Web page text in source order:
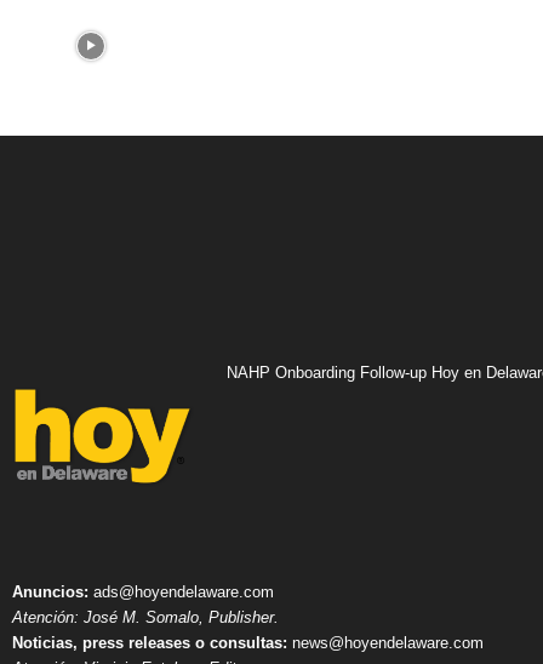
NAHP Onboarding Follow-up Hoy en
Anuncios: ads@hoyendelaware.com
Atención: José M. Somalo, Publisher.
Noticias, press releases o consultas: news@hoyendelaware.com